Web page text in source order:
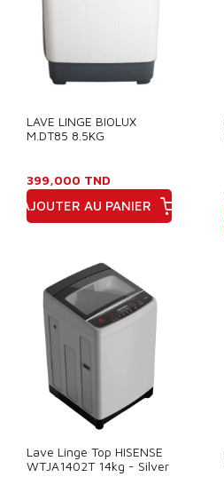
LAVE LINGE BIOLUX
M.DT85 8.5KG
399,000 TND
AJOUTER AU PANIER
Lave Linge Top HISENSE
WTJA1402T 14kg - Silver